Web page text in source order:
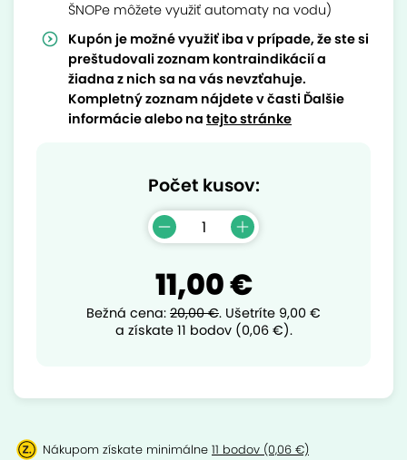
ŠNOPe môžete využiť automaty na vodu)
Kupón je možné využiť iba v prípade, že ste si
preštudovali zoznam kontraindikácií a
žiadna z nich sa na vás nevzťahuje.
Kompletný zoznam nájdete v časti Ďalšie
informácie alebo na tejto stránke
Počet kusov:
11,00 €
Bežná cena: 20,00 €. Ušetríte 9,00 €
a získate 11 bodov (0,06 €).
Nákupom získate minimálne 11 bodov (0,06 €)